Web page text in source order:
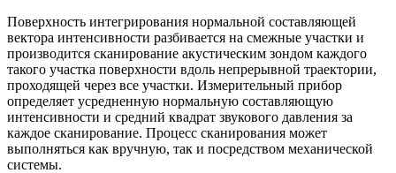
Поверхность интегрирования нормальной составляющей
вектора интенсивности разбивается на смежные участки и
производится сканирование акустическим зондом каждого
такого участка поверхности вдоль непрерывной траектории,
проходящей через все участки. Измерительный прибор
определяет усредненную нормальную составляющую
интенсивности и средний квадрат звукового давления за
каждое сканирование. Процесс сканирования может
выполняться как вручную, так и посредством механической
системы.